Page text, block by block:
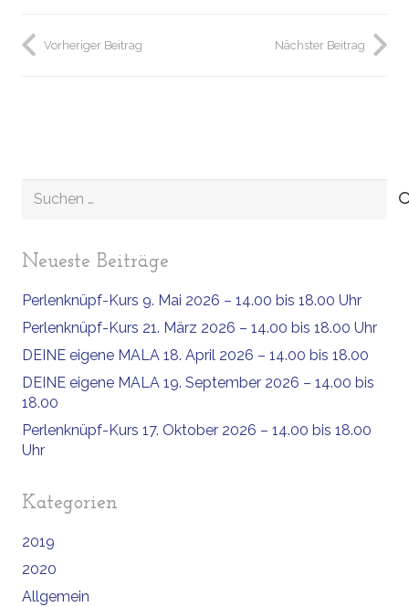
Vorheriger Beitrag Nächster Beitrag
Suchen
Neueste Beiträge
Perlenknüpf-Kurs 9. Mai 2026 – 14.00 bis 18.00 Uhr
Perlenknüpf-Kurs 21. März 2026 – 14.00 bis 18.00 Uhr
DEINE eigene MALA 18. April 2026 – 14.00 bis 18.00
DEINE eigene MALA 19. September 2026 – 14.00 bis
18.00
Perlenknüpf-Kurs 17. Oktober 2026 – 14.00 bis 18.00
Uhr
Kategorien
2019
2020
Allgemein